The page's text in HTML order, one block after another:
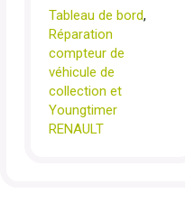
Tableau de bord,
Réparation
compteur de
véhicule de
collection et
Youngtimer
RENAULT